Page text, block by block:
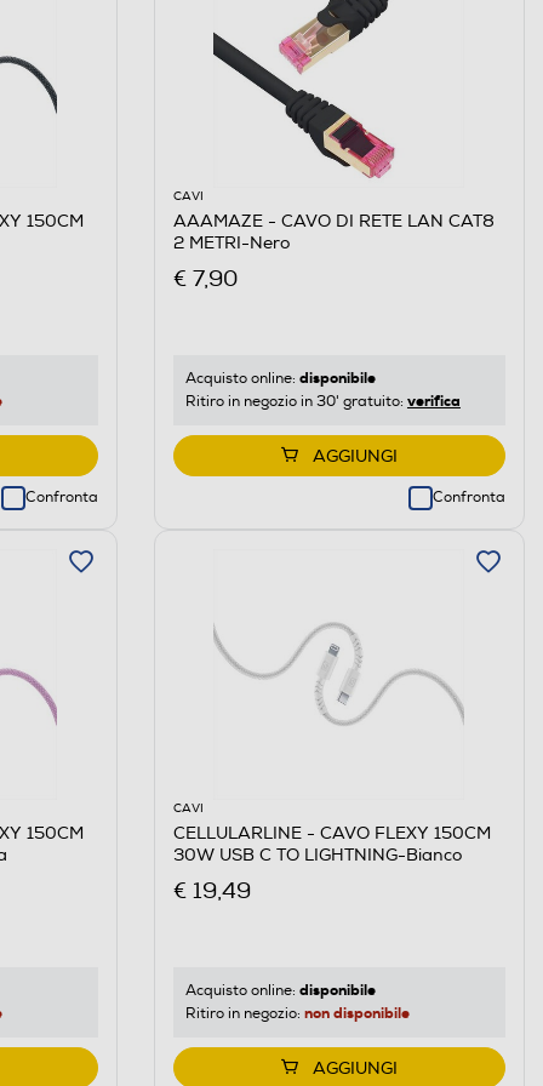
150CM
Confronta
CAVI
AAAMAZE - CAVO DI RETE LAN CAT8
2 METRI-Nero
€ 7,90
Acquisto online: disponibile
Ritiro in negozio in 30' gratuito: verifica
AGGIUNGI
Confronta
150CM
CAVI
CELLULARLINE - CAVO FLEXY 150CM
30W USB C TO LIGHTNING-Bianco
€ 19,49
Acquisto online: disponibile
Ritiro in negozio: non disponibile
AGGIUNGI